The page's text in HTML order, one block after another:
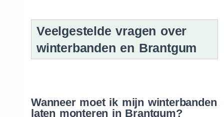
Veelgestelde vragen over
winterbanden en Brantgum
Wanneer moet ik mijn winterbanden
laten monteren in Brantgum?